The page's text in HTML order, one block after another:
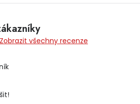
Zobrazit všechny recenze